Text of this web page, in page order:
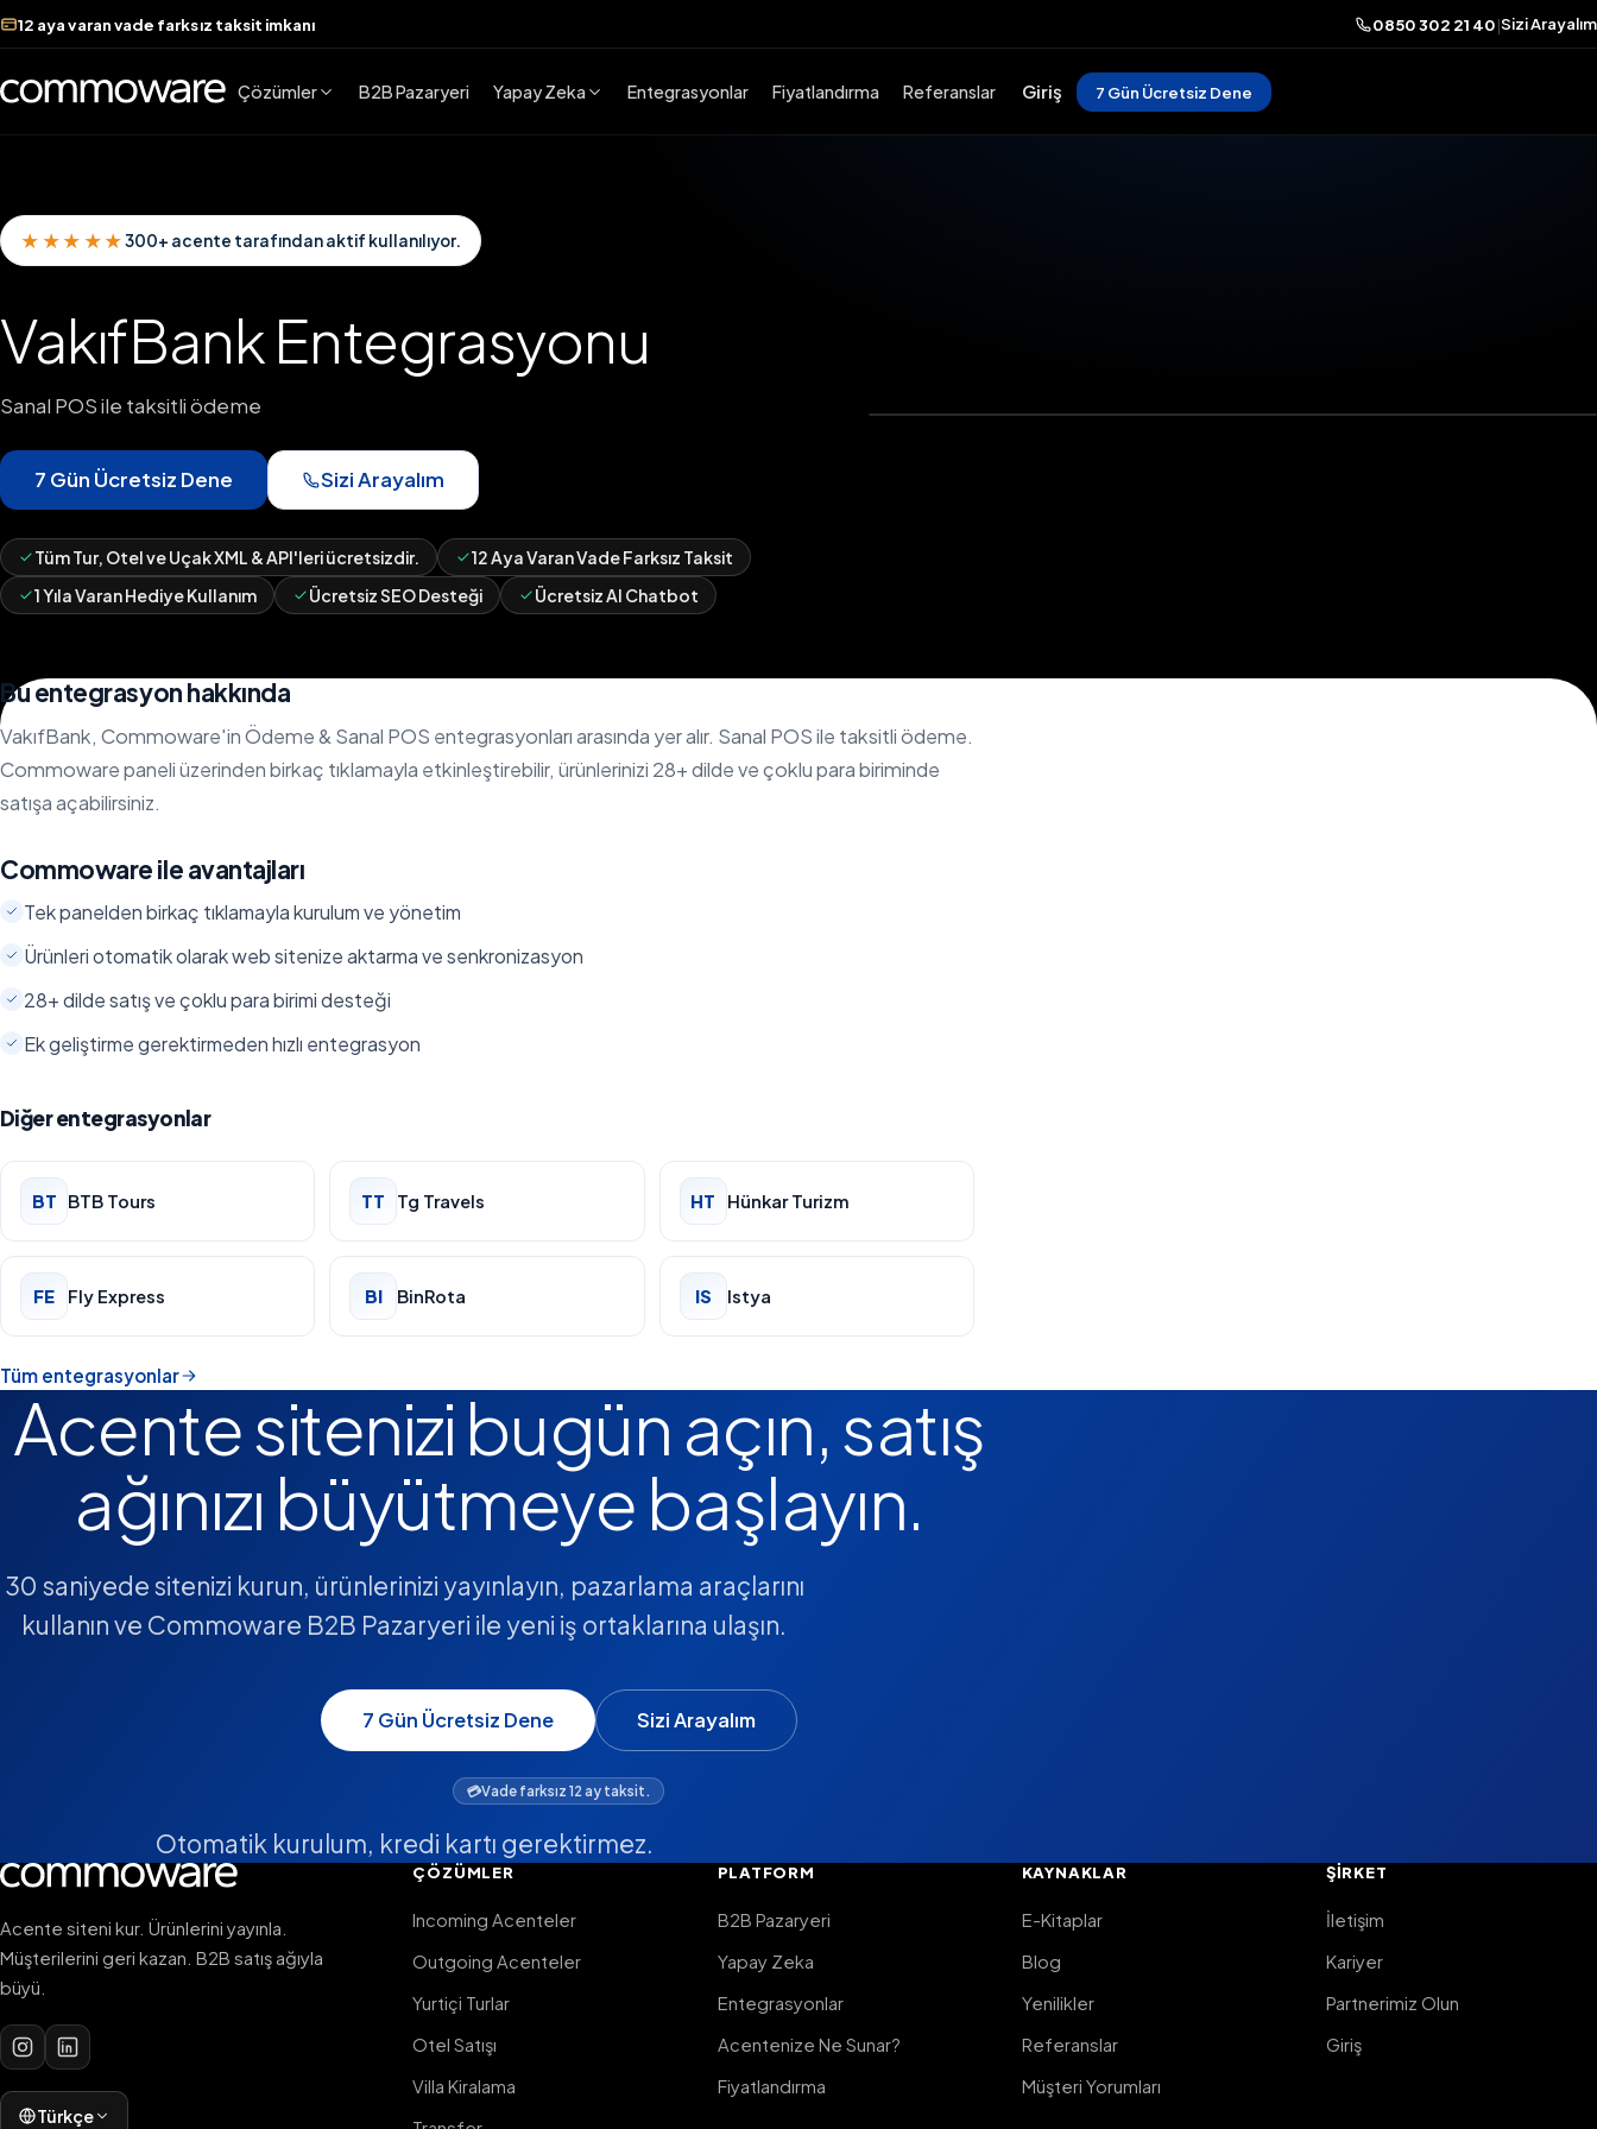
12 aya varan vade farksız taksit imkanı 0850 302 21 40|Sizi Arayalım
Çözümler B2B Pazaryeri Yapay Zeka Entegrasyonlar Fiyatlandırma Referanslar Giriş 7 Gün Ücretsiz Dene
★★★★★300+ acente tarafından aktif kullanılıyor.
VakıfBank Entegrasyonu
Sanal POS ile taksitli ödeme
7 Gün Ücretsiz Dene Sizi Arayalım
Tüm Tur, Otel ve Uçak XML & API'leri ücretsizdir.
12 Aya Varan Vade Farksız Taksit
1 Yıla Varan Hediye Kullanım
Ücretsiz SEO Desteği Ücretsiz AI Chatbot
Bu entegrasyon hakkında
VakıfBank, Commoware'in Ödeme & Sanal POS entegrasyonları arasında yer alır. Sanal POS ile taksitli ödeme.
Commoware paneli üzerinden birkaç tıklamayla etkinleştirebilir, ürünlerinizi 28+ dilde ve çoklu para biriminde
satışa açabilirsiniz.
Commoware ile avantajları
Tek panelden birkaç tıklamayla kurulum ve yönetim
Ürünleri otomatik olarak web sitenize aktarma ve senkronizasyon
28+ dilde satış ve çoklu para birimi desteği
Ek geliştirme gerektirmeden hızlı entegrasyon
Diğer entegrasyonlar
BT BTB Tours TT Tg Travels HT Hünkar Turizm
FE Fly Express BI BinRota IS Istya
Tüm entegrasyonlar
Acente sitenizi bugün açın, satış
ağınızı büyütmeye başlayın.
30 saniyede sitenizi kurun, ürünlerinizi yayınlayın, pazarlama araçlarını
kullanın ve Commoware B2B Pazaryeri ile yeni iş ortaklarına ulaşın.
7 Gün Ücretsiz Dene Sizi Arayalım
💳Vade farksız 12 ay taksit.
Otomatik kurulum, kredi kartı gerektirmez.
Acente siteni kur. Ürünlerini yayınla.
Müşterilerini geri kazan. B2B satış ağıyla
büyü.
Türkçe
ÇÖZÜMLER
Incoming Acenteler
Outgoing Acenteler
Yurtiçi Turlar
Otel Satışı
Villa Kiralama
PLATFORM
B2B Pazaryeri
Yapay Zeka
Entegrasyonlar
Acentenize Ne Sunar?
Fiyatlandırma
KAYNAKLAR
E-Kitaplar
Blog
Yenilikler
Referanslar
Müşteri Yorumları
ŞIRKET
İletişim
Kariyer
Partnerimiz Olun
Giriş